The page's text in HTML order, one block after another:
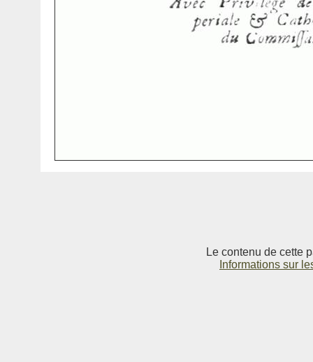
Le contenu de cette
Informations sur